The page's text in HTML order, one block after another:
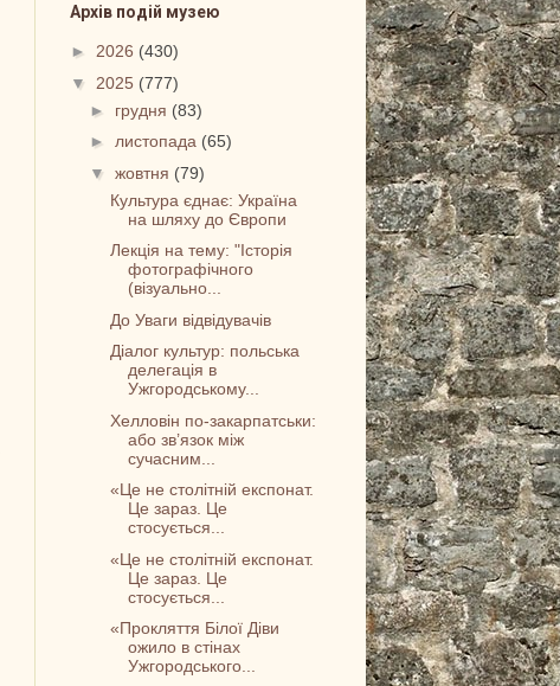
Архів подій музею
► 2026 (430)
▼ 2025 (777)
► грудня (83)
►листопада (65)
▼жовтня (79)
Культура єднає: Україна
на шляху до Європи
Лекція на тему: "Історія
фотографічного
(візуально...
До Уваги відвідувачів
Діалог культур: польська
делегація в
Ужгородському...
Хелловін по-закарпатськи:
або зв’язок між
сучасним...
«Це не столітній експонат.
Це зараз. Це
стосується...
«Це не столітній експонат.
Це зараз. Це
стосується...
«Прокляття Білої Діви
ожило в стінах
Ужгородського...